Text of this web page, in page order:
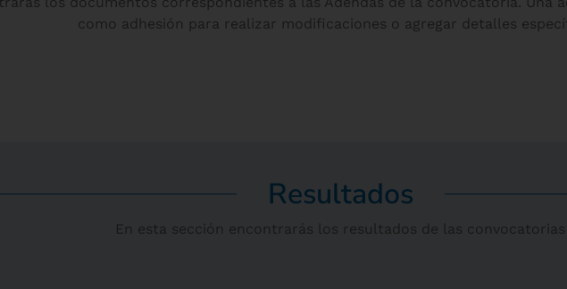
como adhesión para realizar modificaciones o agregar detalles
Resultados
En esta sección encontrarás los resultados de las convocatorias